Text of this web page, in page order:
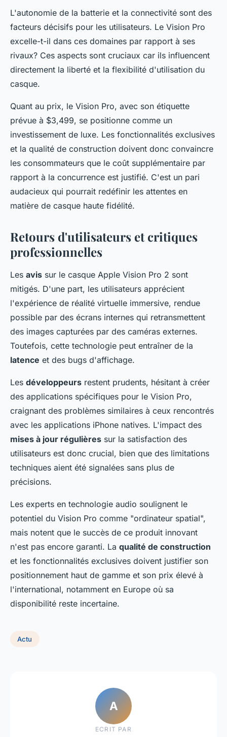
L'autonomie de la batterie et la connectivité sont des
facteurs décisifs pour les utilisateurs. Le Vision Pro
excelle-t-il dans ces domaines par rapport à ses
rivaux? Ces aspects sont cruciaux car ils influencent
directement la liberté et la flexibilité d'utilisation du
casque.
Quant au prix, le Vision Pro, avec son étiquette
prévue à $3,499, se positionne comme un
investissement de luxe. Les fonctionnalités exclusives
et la qualité de construction doivent donc convaincre
les consommateurs que le coût supplémentaire par
rapport à la concurrence est justifié. C'est un pari
audacieux qui pourrait redéfinir les attentes en
matière de casque haute fidélité.
Retours d'utilisateurs et critiques
professionnelles
Les avis sur le casque Apple Vision Pro 2 sont
mitigés. D'une part, les utilisateurs apprécient
l'expérience de réalité virtuelle immersive, rendue
possible par des écrans internes qui retransmettent
des images capturées par des caméras externes.
Toutefois, cette technologie peut entraîner de la
latence et des bugs d'affichage.
Les développeurs restent prudents, hésitant à créer
des applications spécifiques pour le Vision Pro,
craignant des problèmes similaires à ceux rencontrés
avec les applications iPhone natives. L'impact des
mises à jour régulières sur la satisfaction des
utilisateurs est donc crucial, bien que des limitations
techniques aient été signalées sans plus de
précisions.
Les experts en technologie audio soulignent le
potentiel du Vision Pro comme "ordinateur spatial",
mais notent que le succès de ce produit innovant
n'est pas encore garanti. La qualité de construction
et les fonctionnalités exclusives doivent justifier son
positionnement haut de gamme et son prix élevé à
l'international, notamment en Europe où sa
disponibilité reste incertaine.
Actu
A
ECRIT PAR